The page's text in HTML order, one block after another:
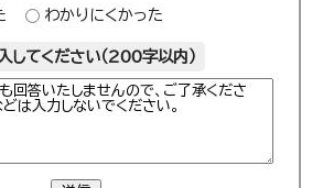
わかりにくかった
してください（200字以内）